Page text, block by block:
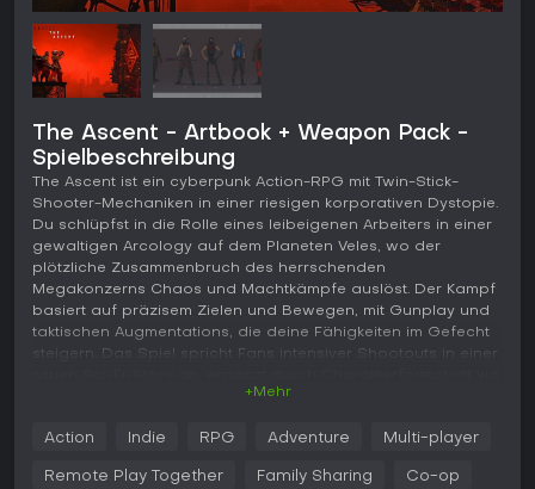
The Ascent - Artbook + Weapon Pack -
Spielbeschreibung
The Ascent ist ein cyberpunk Action-RPG mit Twin-Stick-
Shooter-Mechaniken in einer riesigen korporativen Dystopie.
Du schlüpfst in die Rolle eines leibeigenen Arbeiters in einer
gewaltigen Arcology auf dem Planeten Veles, wo der
plötzliche Zusammenbruch des herrschenden
Megakonzerns Chaos und Machtkämpfe auslöst. Der Kampf
basiert auf präzisem Zielen und Bewegen, mit Gunplay und
taktischen Augmentations, die deine Fähigkeiten im Gefecht
steigern. Das Spiel spricht Fans intensiver Shootouts in einer
Skillpunkte und Ausrüstungs-Upgrades.
Gameplay
Kern des Spiels ist schnelles Twin-Stick-Shooting: Ein Stick
+Mehr
Action Indie RPG Adventure Multi-player
Remote Play Together Family Sharing Co-op